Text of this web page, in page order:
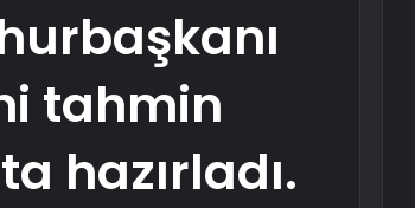
tahmin
hazırladı.